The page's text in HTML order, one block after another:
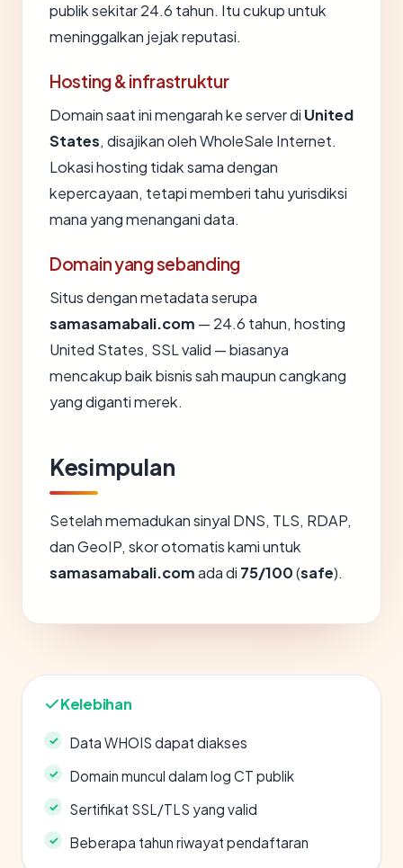
publik sekitar 24.6 tahun. Itu cukup untuk
meninggalkan jejak reputasi.
Hosting & infrastruktur
Domain saat ini mengarah ke server di United
States, disajikan oleh WholeSale Internet.
Lokasi hosting tidak sama dengan
kepercayaan, tetapi memberi tahu yurisdiksi
mana yang menangani data.
Domain yang sebanding
Situs dengan metadata serupa
samasamabali.com — 24.6 tahun, hosting
United States, SSL valid — biasanya
mencakup baik bisnis sah maupun cangkang
yang diganti merek.
Kesimpulan
Setelah memadukan sinyal DNS, TLS, RDAP,
dan GeoIP, skor otomatis kami untuk
samasamabali.comada di 75/100(safe).
Kelebihan
Data WHOIS dapat diakses
Domain muncul dalam log CT publik
Sertifikat SSL/TLS yang valid
Beberapa tahun riwayat pendaftaran